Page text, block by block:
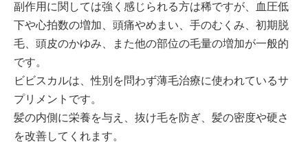
副作用に関しては強く感じられる方は稀ですが、血圧低
下や心拍数の増加、頭痛やめまい、手のむくみ、初期脱
毛、頭皮のかゆみ、また他の部位の毛量の増加が一般的
です。
ビビスカルは、性別を問わず薄毛治療に使われているサ
プリメントです。
髪の内側に栄養を与え、抜け毛を防ぎ、髪の密度や硬さ
を改善してくれます。